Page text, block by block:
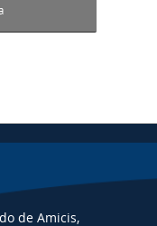
de Amicis,